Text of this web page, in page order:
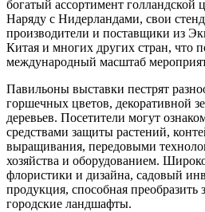
богатый ассортимент голландской
Наряду с Нидерландами, свои
производители и поставщики из
Китая и многих других стран, что
международный масштаб
Павильоны выставки пестрят
горшечных цветов, декоративной
деревьев. Посетители могут
средствами защиты растений,
выращивания, передовыми
хозяйства и оборудованием.
флористики и дизайна, садовый
продукция, способная преобразить
городские ландшафты.